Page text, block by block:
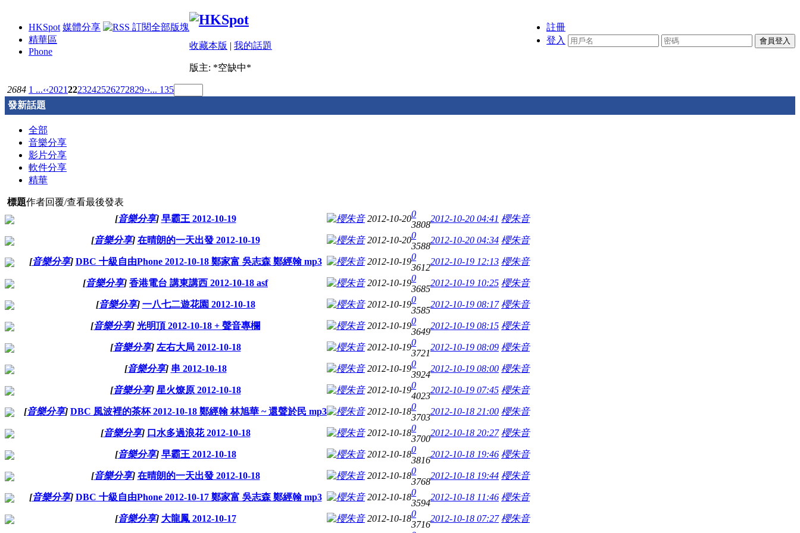
HKSpot 媒體分享
精華區
Phone
註冊
登入
會員登入
收藏本版 | 我的話題
版主: *空缺中*
2684 1 ...‹‹20212223242526272829››... 135
發新話題
全部
音樂分享
影片分享
軟件分享
精華
標題作者回覆/查看最後發表
[音樂分享] 早霸王 2012-10-19 櫻朱音 2012-10-200
3808
2012-10-20 04:41 櫻朱音
[音樂分享] 在晴朗的一天出發 2012-10-19 櫻朱音 2012-10-200
3588
2012-10-20 04:34 櫻朱音
[音樂分享] DBC 十級自由Phone 2012-10-18 鄭家富 吳志森 鄭經翰 mp3 櫻朱音 2012-10-190
3612
2012-10-19 12:13 櫻朱音
[音樂分享] 香港電台 講東講西 2012-10-18 asf 櫻朱音 2012-10-190
3685
2012-10-19 10:25 櫻朱音
[音樂分享] 一八七二遊花園 2012-10-18 櫻朱音 2012-10-190
3585
2012-10-19 08:17 櫻朱音
[音樂分享] 光明頂 2012-10-18 + 聲音專欄 櫻朱音 2012-10-190
3649
2012-10-19 08:15 櫻朱音
[音樂分享] 左右大局 2012-10-18 櫻朱音 2012-10-190
3721
2012-10-19 08:09 櫻朱音
[音樂分享] 串 2012-10-18 櫻朱音 2012-10-190
3924
2012-10-19 08:00 櫻朱音
[音樂分享] 星火燎原 2012-10-18 櫻朱音 2012-10-190
4023
2012-10-19 07:45 櫻朱音
[音樂分享] DBC 風波裡的茶杯 2012-10-18 鄭經翰 林旭華 ~ 還聲於民 mp3 櫻朱音 2012-10-180
3703
2012-10-18 21:00 櫻朱音
[音樂分享] 口水多過浪花 2012-10-18 櫻朱音 2012-10-180
3700
2012-10-18 20:27 櫻朱音
[音樂分享] 早霸王 2012-10-18 櫻朱音 2012-10-180
3816
2012-10-18 19:46 櫻朱音
[音樂分享] 在晴朗的一天出發 2012-10-18 櫻朱音 2012-10-180
3768
2012-10-18 19:44 櫻朱音
[音樂分享] DBC 十級自由Phone 2012-10-17 鄭家富 吳志森 鄭經翰 mp3 櫻朱音 2012-10-180
3594
2012-10-18 11:46 櫻朱音
[音樂分享] 大龍鳳 2012-10-17 櫻朱音 2012-10-180
3716
2012-10-18 07:27 櫻朱音